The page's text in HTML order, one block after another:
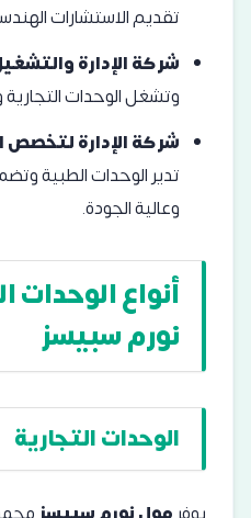
تقديم الاستشارات
شركة الإدارة
وتشغل الوحدات التجارية
شركة الإدارة لتخصص
تدير الوحدات الطبية
وعالية الجودة.
أنواع
نورم سبيسز
الوحدات التجارية